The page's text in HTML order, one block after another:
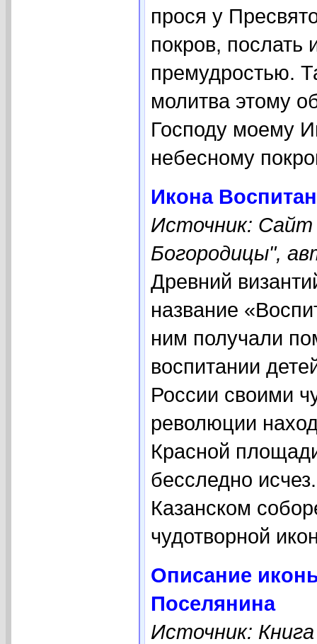
прося у
покров, послать
премудростью.
молитва этому
Господу моему
небесному
Икона
Источник: Сайт
Богородицы",
Древний
название
ним получали
воспитании
России своими
революции
Красной
бесследно
Казанском
чудотворной
Описание
Поселянина
Источник: